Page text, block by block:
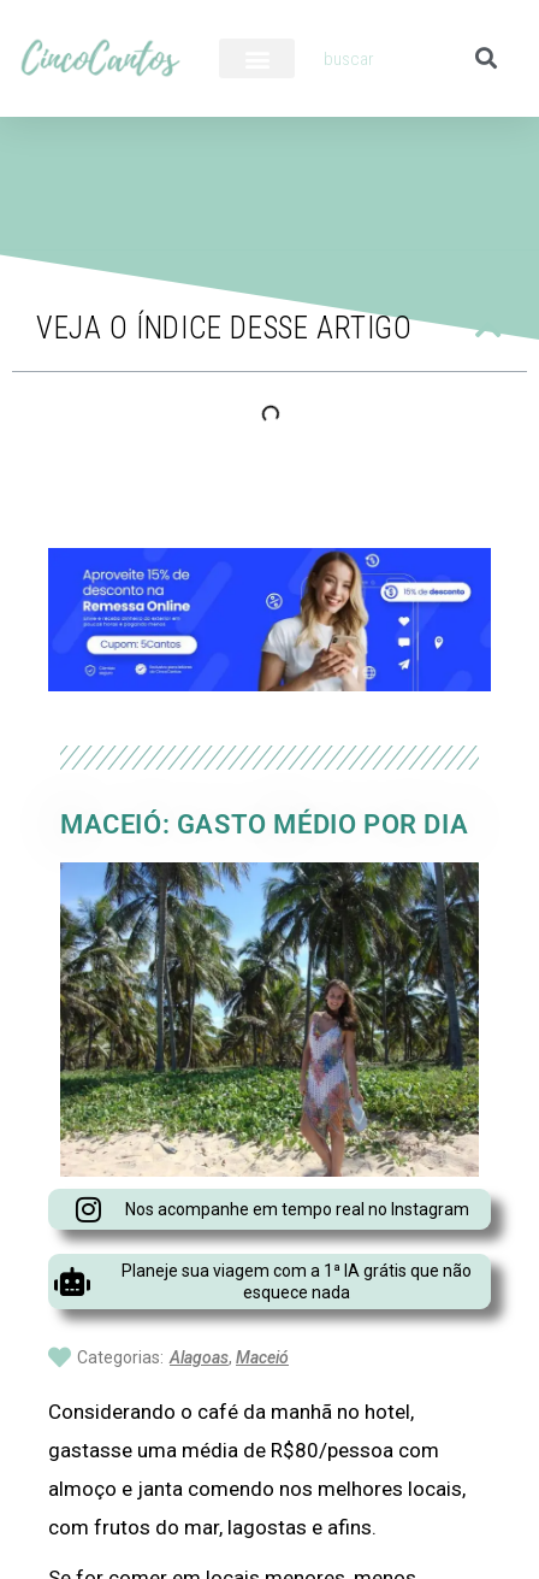
VEJA O ÍNDICE DESSE ARTIGO
MACEIÓ: GASTO MÉDIO POR DIA
Nos acompanhe em tempo real no Instagram
Planeje sua viagem com a 1ª IA grátis que não
esquece nada
Categorias: Alagoas, Maceió
Considerando o café da manhã no hotel,
gastasse uma média de R$80/pessoa com
almoço e janta comendo nos melhores locais,
com frutos do mar, lagostas e afins.